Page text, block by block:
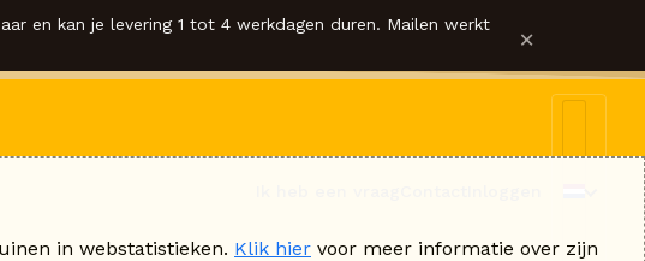
en kan je levering 1 tot 4 werkdagen duren. Mailen werkt ×
in webstatistieken. Klik hier voor meer informatie over zijn